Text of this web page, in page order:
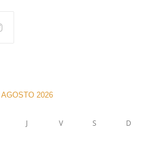
AGOSTO 2026
J V S D